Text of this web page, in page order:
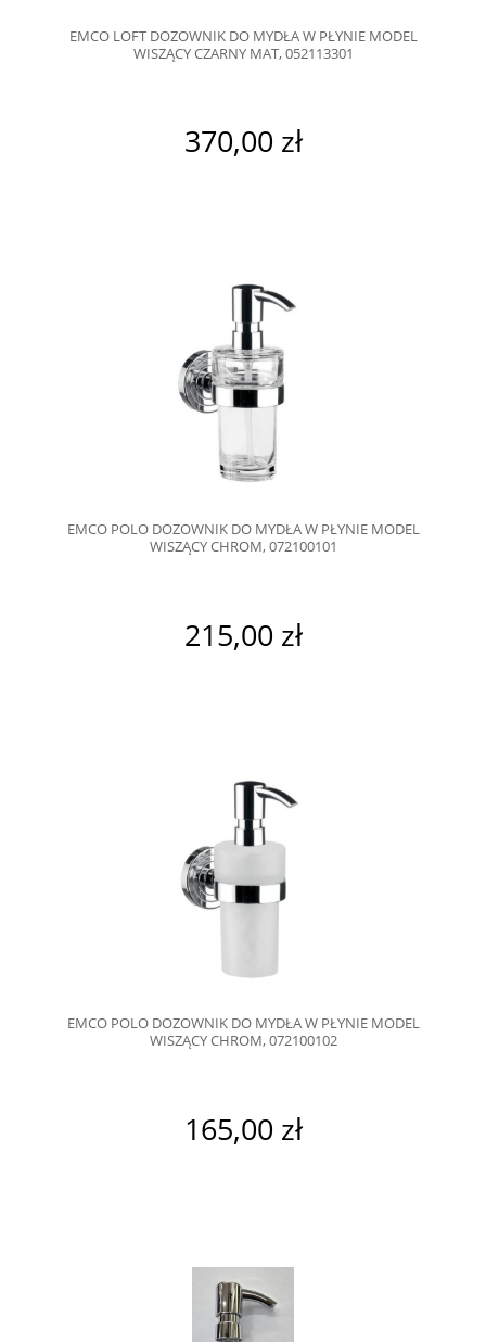
EMCO LOFT DOZOWNIK DO MYDŁA W PŁYNIE MODEL
WISZĄCY CZARNY MAT, 052113301
370,00 zł
EMCO POLO DOZOWNIK DO MYDŁA W PŁYNIE MODEL
WISZĄCY CHROM, 072100101
215,00 zł
EMCO POLO DOZOWNIK DO MYDŁA W PŁYNIE MODEL
WISZĄCY CHROM, 072100102
165,00 zł